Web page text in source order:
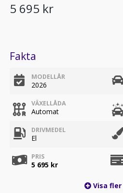
5 695 kr
Fakta
MODELLÅR
2026
VÄXELLÅDA
Automat
DRIVMEDEL
El
PRIS
5 695 kr
Visa fler